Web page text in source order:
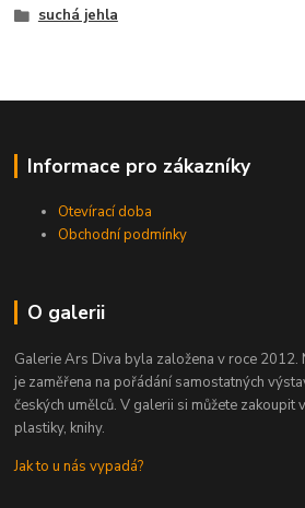
suchá jehla
Informace pro zákazníky
Otevírací doba
Obchodní podmínky
O galerii
Galerie Ars Diva byla založena v roce 2012.
je zaměřena na pořádání samostatných
českých umělců. V galerii si můžete zakoupit
plastiky, knihy.
Jak to u nás vypadá?